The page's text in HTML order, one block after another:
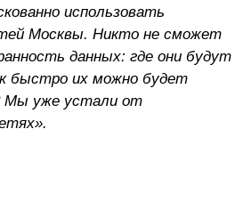
использовать
Москвы. Никто не сможет
данных: где они будут
быстро их можно будет
Мы уже устали от